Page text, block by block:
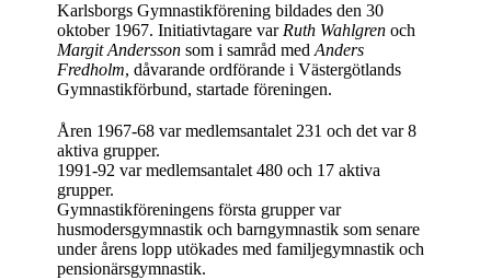
Karlsborgs Gymnastikförening bildades den 30
oktober 1967. Initiativtagare var Ruth Wahlgrenoch
Margit Andersson som i samråd medAnders
Fredholm, dåvarande ordförande i Västergötlands
Gymnastikförbund, startade föreningen.
Åren 1967-68 var medlemsantalet 231 och det var 8
aktiva grupper.
1991-92 var medlemsantalet 480 och 17 aktiva
grupper.
Gymnastikföreningens första grupper var
husmodersgymnastik och barngymnastik som senare
under årens lopp utökades med familjegymnastik och
pensionärsgymnastik.